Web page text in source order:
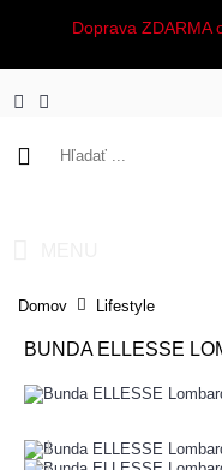
Doprava ZDARMA
Domov Lifestyle
BUNDA ELLESSE